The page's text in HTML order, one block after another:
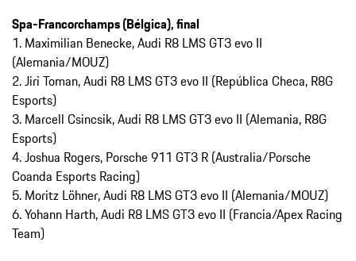
Spa-Francorchamps (Bélgica), final
1. Maximilian Benecke, Audi R8 LMS GT3 evo II
(Alemania/MOUZ)
2. Jiri Toman, Audi R8 LMS GT3 evo II (República Checa, R8G
Esports)
3. Marcell Csincsik, Audi R8 LMS GT3 evo II (Alemania, R8G
Esports)
4. Joshua Rogers, Porsche 911 GT3 R (Australia/Porsche
Coanda Esports Racing)
5. Moritz Löhner, Audi R8 LMS GT3 evo II (Alemania/MOUZ)
6. Yohann Harth, Audi R8 LMS GT3 evo II (Francia/Apex Racing
Team)